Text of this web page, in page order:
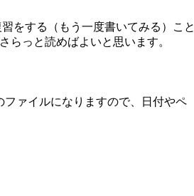
をする（もう一度書いてみる）こと
らっと読めばよいと思います。
ァイルになりますので、日付やペ